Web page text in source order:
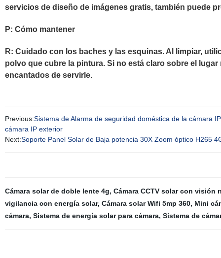
servicios de diseño de imágenes gratis, también puede
P: Cómo mantener
R: Cuidado con los baches y las esquinas. Al limpiar,
polvo que cubre la pintura. Si no está claro sobre el
encantados de servirle.
Previous:Sistema de Alarma de seguridad doméstica de la cámara
cámara IP exterior
Next:Soporte Panel Solar de Baja potencia 30X Zoom óptico H265
Cámara solar de doble lente 4g, Cámara CCTV solar con visión
vigilancia con energía solar, Cámara solar Wifi 5mp 360, Mini
cámara, Sistema de energía solar para cámara, Sistema de